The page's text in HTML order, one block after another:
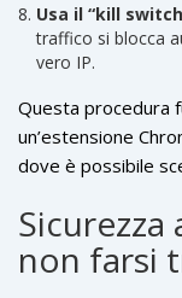
Usa il “kill
traffico si blocca
vero IP.
Questa procedura
un’estensione
dove è possibile
Sicurezza
non farsi